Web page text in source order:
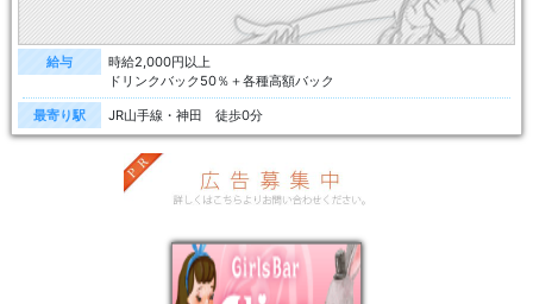
給与
時給2,000円以上
ドリンクバック50％＋各種高額バック
最寄り駅 JR山手線・神田 徒歩0分